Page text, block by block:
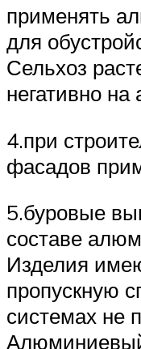
применять
для
Сельхоз
негативно
4.при
фасадов
5.буровые
составе
Изделия
пропускную
системах не